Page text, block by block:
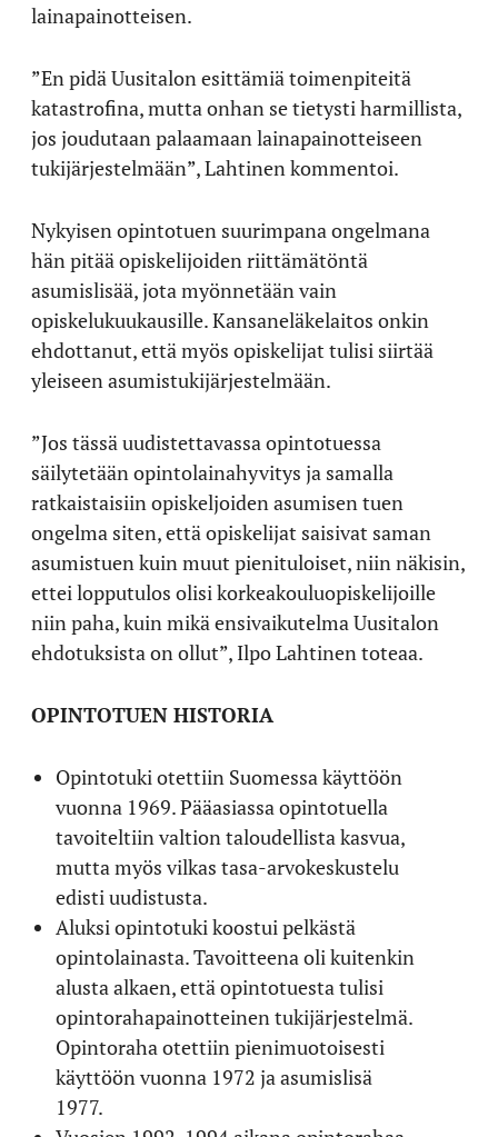
lainapainotteisen.
”En pidä Uusitalon esittämiä toimenpiteitä
katastrofina, mutta onhan se tietysti harmillista,
jos joudutaan palaamaan lainapainotteiseen
tukijärjestelmään”, Lahtinen kommentoi.
Nykyisen opintotuen suurimpana ongelmana
hän pitää opiskelijoiden riittämätöntä
asumislisää, jota myönnetään vain
opiskelukuukausille. Kansaneläkelaitos onkin
ehdottanut, että myös opiskelijat tulisi siirtää
yleiseen asumistukijärjestelmään.
”Jos tässä uudistettavassa opintotuessa
säilytetään opintolainahyvitys ja samalla
ratkaistaisiin opiskeljoiden asumisen tuen
ongelma siten, että opiskelijat saisivat saman
asumistuen kuin muut pienituloiset, niin näkisin,
ettei lopputulos olisi korkeakouluopiskelijoille
niin paha, kuin mikä ensivaikutelma Uusitalon
ehdotuksista on ollut”, Ilpo Lahtinen toteaa.
OPINTOTUEN HISTORIA
Opintotuki otettiin Suomessa käyttöön
vuonna 1969. Pääasiassa opintotuella
tavoiteltiin valtion taloudellista kasvua,
mutta myös vilkas tasa-arvokeskustelu
edisti uudistusta.
Aluksi opintotuki koostui pelkästä
opintolainasta. Tavoitteena oli kuitenkin
alusta alkaen, että opintotuesta tulisi
opintorahapainotteinen tukijärjestelmä.
Opintoraha otettiin pienimuotoisesti
käyttöön vuonna 1972 ja asumislisä
1977.